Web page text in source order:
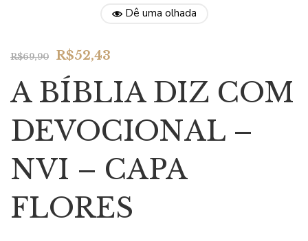
Dê uma olhada
R$69,90
Original
price
was:
R$52,43
is:
A BÍBLIA DIZ COM
DEVOCIONAL –
NVI – CAPA
FLORES